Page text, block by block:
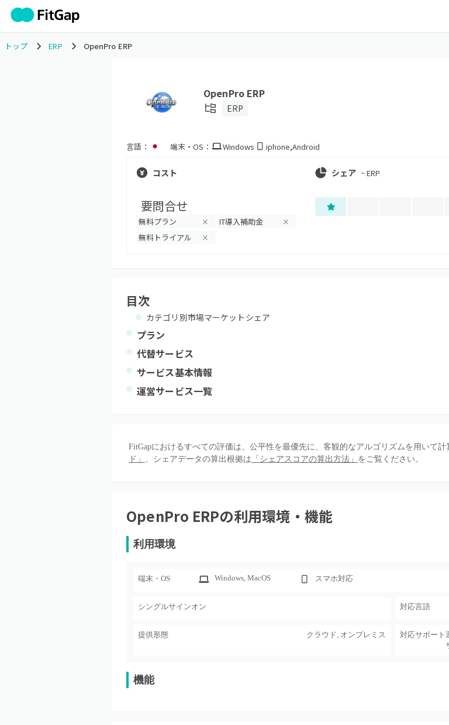
トップ ERP OpenPro ERP
OpenPro ERP
ERP
言語： 端末・OS： Windows iphone,Android
コスト
要問合せ
無料プラン × IT導入補助金 ×
無料トライアル ×
シェア ~ERP
目次
カテゴリ別市場マーケットシェア
プラン
代替サービス
サービス基本情報
運営サービス一覧
FitGapにおけるすべての評価は、公平性を最優先に、客観的なアルゴリズムを用いて
ド」 、シェアデータの算出根拠は 「シェアスコアの算出方法」 をご覧ください。
OpenPro ERPの利用環境・機能
利用環境
端末・OS Windows, MacOS スマホ対応
シングルサインオン 対応言語
提供形態 クラウド, オンプレミス 対応サポート
機能